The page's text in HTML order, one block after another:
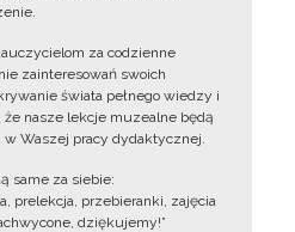
za codzienne
zainteresowań swoich
świata pełnego wiedzy i
nasze lekcje muzealne będą
Waszej pracy dydaktycznej.
same za siebie:
prelekcja, przebieranki, zajęcia
dziękujemy!”